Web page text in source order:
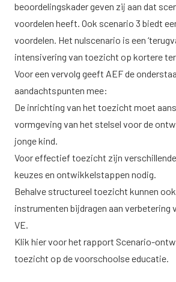
beoordelingskader geven zij aan dat
voordelen heeft. Ook scenario 3 biedt
voordelen. Het nulscenario is een
intensivering van toezicht op kortere
Voor een vervolg geeft AEF de
aandachtspunten mee:
De inrichting van het toezicht moet
vormgeving van het stelsel voor de
jonge kind.
Voor effectief toezicht zijn
keuzes en ontwikkelstappen nodig.
Behalve structureel toezicht kunnen
instrumenten bijdragen aan verbetering
VE.
Klik hiervoor het rapport Scenario-
toezicht op de voorschoolse educatie.